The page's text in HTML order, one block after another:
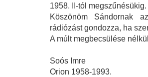
1958. II-tól
Köszönöm Sándornak
rádiózást gondozza, ha
A múlt megbecsülése
Soós Imre
Orion 1958-1993.